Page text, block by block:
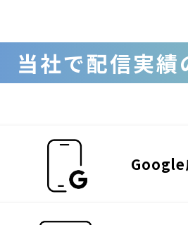
当社で配信実
Google